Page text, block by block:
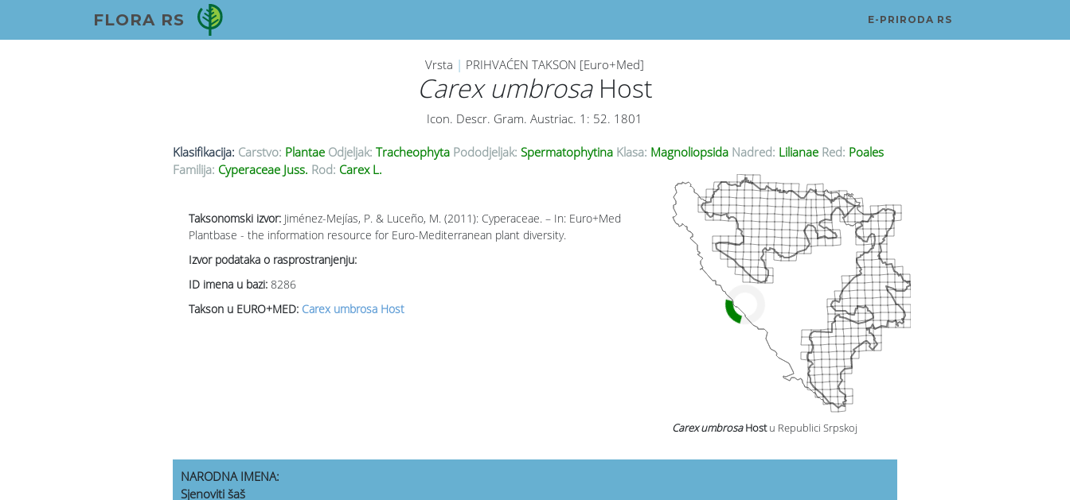
FLORA RS E-PRIRODA RS
Vrsta | PRIHVAĆEN TAKSON [Euro+Med]
Carex umbrosaHost
Icon. Descr. Gram. Austriac. 1: 52. 1801
Klasifikacija: Carstvo: Plantae Odjeljak: Tracheophyta Pododjeljak: Spermatophytina Klasa: Magnoliopsida Nadred: Lilianae Red: Poales
Familija: Cyperaceae Juss. Rod: Carex L.
Taksonomski izvor: Jiménez-Mejías, P. & Luceño, M. (2011): Cyperaceae. – In: Euro+Med
Plantbase - the information resource for Euro-Mediterranean plant diversity.
Izvor podataka o rasprostranjenju:
ID imena u bazi: 8286
Takson u EURO+MED: Carex umbrosa Host
Carex umbrosaHost u Republici Srpskoj
NARODNA IMENA:
Sjenoviti šaš